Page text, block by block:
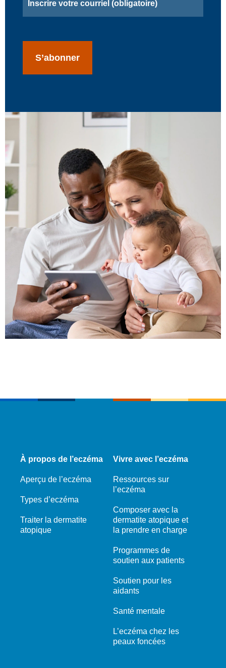
(obligatoire)
À propos de l’eczéma
Aperçu de l’eczéma
Types d’eczéma
Traiter la dermatite
atopique
Vivre avec l’eczéma
Ressources sur
l’eczéma
Composer avec la
dermatite atopique et
la prendre en charge
Programmes de
soutien aux patients
Soutien pour les
aidants
Santé mentale
L’eczéma chez les
peaux foncées